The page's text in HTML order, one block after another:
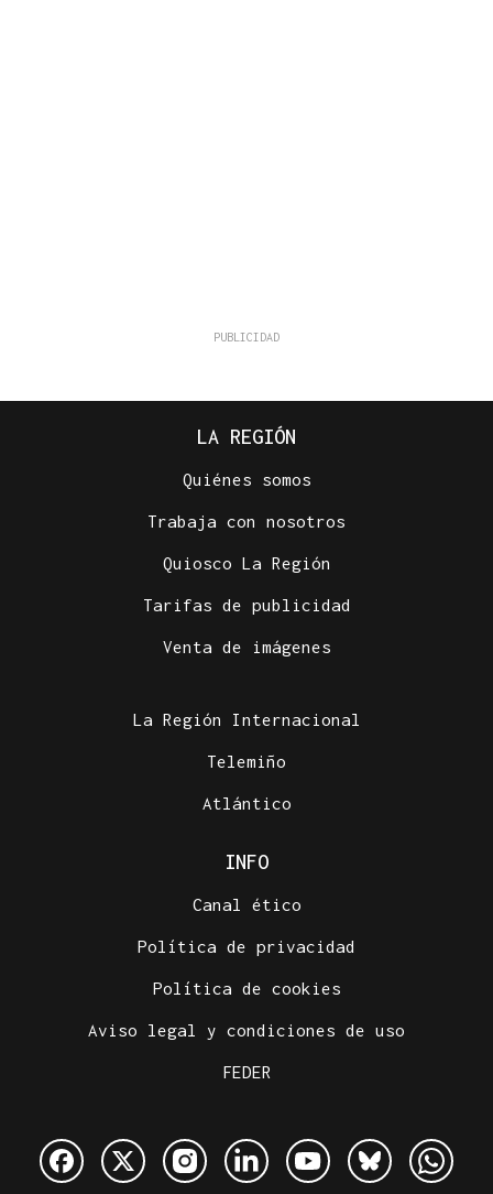
LA REGIÓN
Quiénes somos
Trabaja con nosotros
Quiosco La Región
Tarifas de publicidad
Venta de imágenes
La Región Internacional
Telemiño
Atlántico
INFO
Canal ético
Política de privacidad
Política de cookies
Aviso legal y condiciones de uso
FEDER